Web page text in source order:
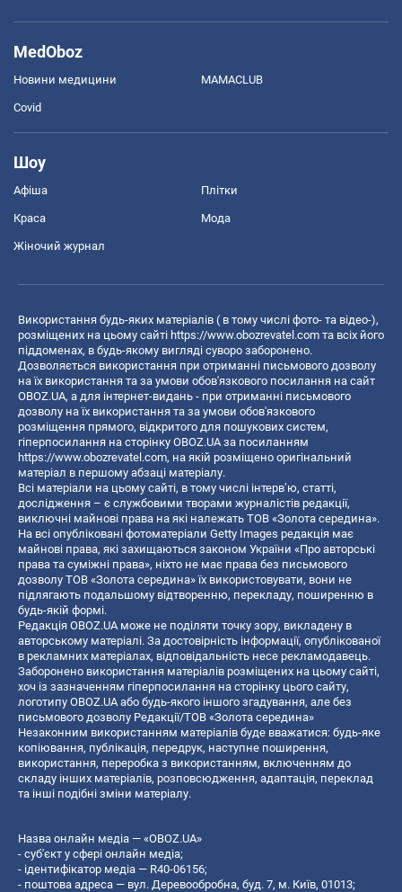
MedOboz
Новини медицини MAMACLUB
Covid
Шоу
Афіша Плітки
Краса Мода
Жіночий журнал
Використання будь-яких матеріалів ( в тому числі фото- та відео-),
розміщених на цьому сайті https://www.obozrevatel.com та всіх його
піддоменах, в будь-якому вигляді суворо заборонено.
Дозволяється використання при отриманні письмового дозволу
на їх використання та за умови обов'язкового посилання на сайт
OBOZ.UA, а для інтернет-видань - при отриманні письмового
дозволу на їх використання та за умови обов'язкового
розміщення прямого, відкритого для пошукових систем,
гіперпосилання на сторінку OBOZ.UA за посиланням
https://www.obozrevatel.com, на якій розміщено оригінальний
матеріал в першому абзаці матеріалу.
Всі матеріали на цьому сайті, в тому числі інтерв’ю, статті,
дослідження – є службовими творами журналістів редакції,
виключні майнові права на які належать ТОВ «Золота середина».
На всі опубліковані фотоматеріали Getty Images редакція має
майнові права, які захищаються законом України «Про авторські
права та суміжні права», ніхто не має права без письмового
дозволу ТОВ «Золота середина» їх використовувати, вони не
підлягають подальшому відтворенню, перекладу, поширенню в
будь-якій формі.
Редакція OBOZ.UA може не поділяти точку зору, викладену в
авторському матеріалі. За достовірність інформації, опублікованої
в рекламних матеріалах, відповідальність несе рекламодавець.
Заборонено використання матеріалів розміщених на цьому сайті,
хоч із зазначенням гіперпосилання на сторінку цього сайту,
логотипу OBOZ.UA або будь-якого іншого згадування, але без
письмового дозволу Редакції/ТОВ «Золота середина»
Незаконним використанням матеріалів буде вважатися: будь-яке
копiювання, публiкацiя, передрук, наступне поширення,
використання, переробка з використанням, включенням до
складу інших матеріалів, розповсюдження, адаптація, переклад
та інші подібні зміни матеріалу.
Назва онлайн медіа — «OBOZ.UA»
- суб'єкт у сфері онлайн медіа;
- ідентифікатор медіа — R40-06156;
- поштова адреса — вул. Деревообробна, буд. 7, м. Київ, 01013;